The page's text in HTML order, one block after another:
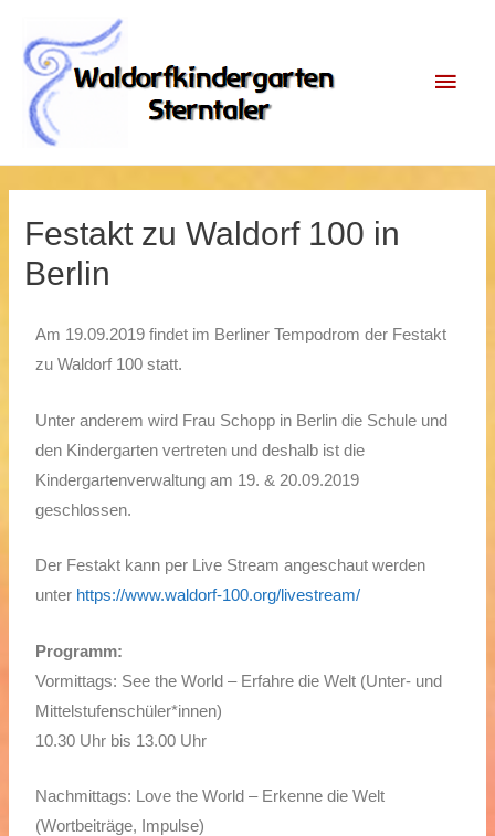
Festakt zu Waldorf 100 in
Berlin
Am 19.09.2019 findet im Berliner Tempodrom der Festakt
zu Waldorf 100 statt.
Unter anderem wird Frau Schopp in Berlin die Schule und
den Kindergarten vertreten und deshalb ist die
Kindergartenverwaltung am 19. & 20.09.2019
geschlossen.
Der Festakt kann per Live Stream angeschaut werden
unter https://www.waldorf-100.org/livestream/
Programm:
Vormittags: See the World – Erfahre die Welt (Unter- und
Mittelstufenschüler*innen)
10.30 Uhr bis 13.00 Uhr
Nachmittags: Love the World – Erkenne die Welt
(Wortbeiträge, Impulse)